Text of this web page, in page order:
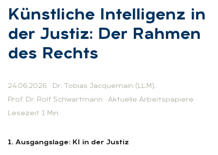
:Künst­li­che In­tel­li­genz in
der Jus­tiz: Der Rah­men
des Rechts
24.06.2026 · Dr. Tobias Jacquemain (LL.M),
Prof. Dr. Rolf Schwartmann · Aktuelle Arbeitspapiere
Lesezeit 1 Min.
1. Ausgangslage: KI in der Justiz